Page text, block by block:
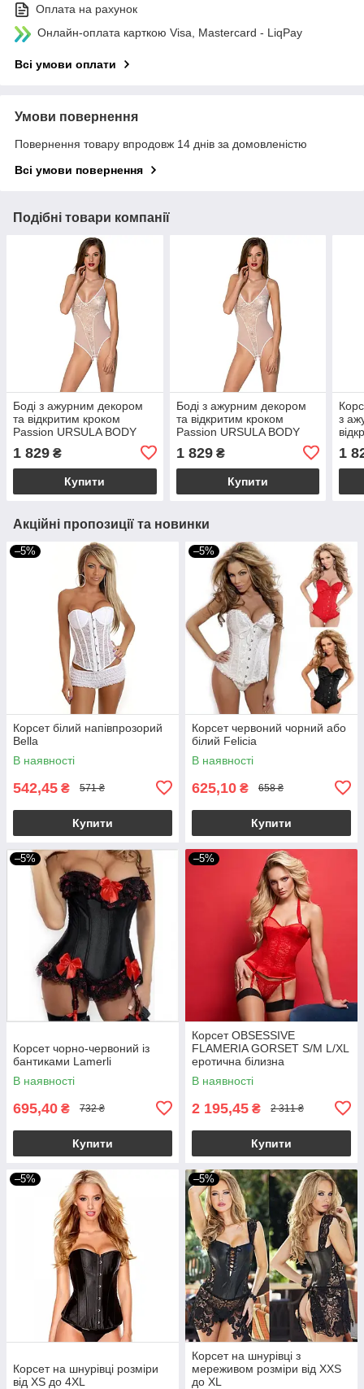
Оплата на рахунок
Онлайн-оплата карткою Visa, Mastercard - LiqPay
Всі умови оплати
Умови повернення
Повернення товару впродовж 14 днів за домовленістю
Всі умови повернення
Подібні товари компанії
Боді з ажурним декором
та відкритим кроком
Passion URSULA BODY
1 829 ₴
Купити
Боді з ажурним декором
та відкритим кроком
Passion URSULA BODY
1 829₴
Купити
з
1
Акційні пропозиції та новинки
–5%
Корсет білий напівпрозорий
Bella
В наявності
542,45 ₴ 571 ₴
Купити
–5%
Корсет червоний чорний або
білий Felicia
В наявності
625,10 ₴ 658 ₴
Купити
–5%
Корсет чорно-червоний із
бантиками Lamerli
В наявності
695,40 ₴ 732 ₴
Купити
–5%
Корсет OBSESSIVE
FLAMERIA GORSET S/M L/XL
еротична білизна
В наявності
2 195,45 ₴ 2 311 ₴
Купити
–5%
Корсет на шнурівці розміри
від XS до 4XL
–5%
Корсет на шнурівці з
мереживом розміри від XXS
до XL